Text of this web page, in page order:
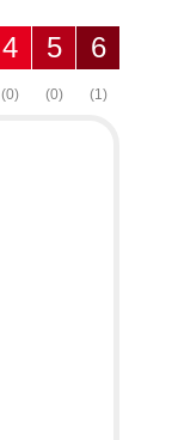
6
(1)
5
(0)
4
(0)